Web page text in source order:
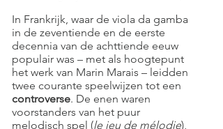
In Frankrijk, waar de viola da gamba
in de zeventiende en de eerste
decennia van de achttiende eeuw
populair was – met als hoogtepunt
het werk van Marin Marais – leidden
twee courante speelwijzen tot een
controverse. De enen waren
voorstanders van het puur
melodisch spel (le jeu de mélodie),